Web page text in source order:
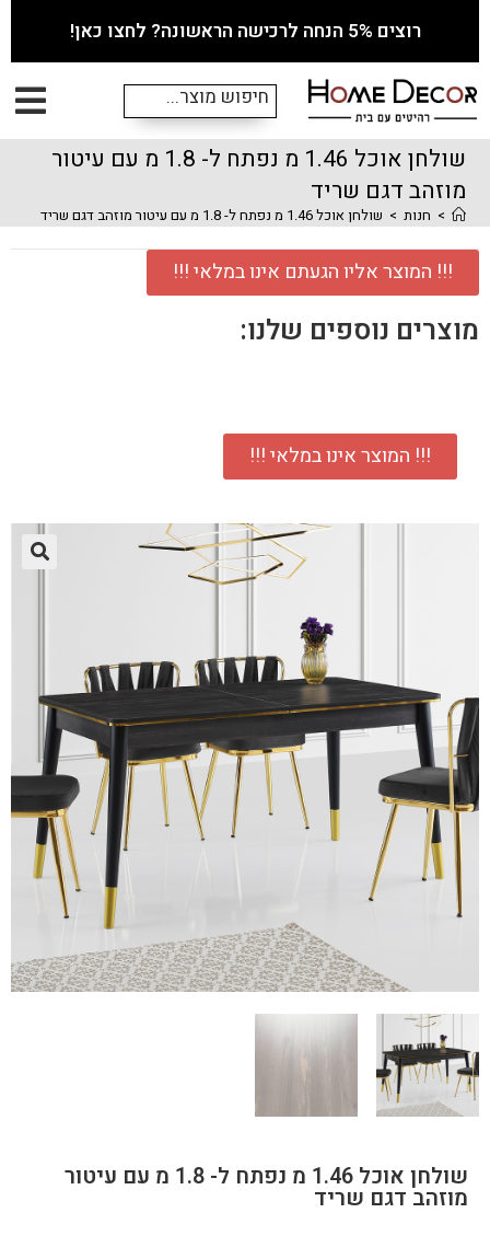
רוצים 5% הנחה לרכישה הראשונה? לחצו כאן!
שולחן אוכל 1.46 מ נפתח ל- 1.8 מ עם עיטור
מוזהב דגם שריד
> חנות > שולחן אוכל 1.46 מ נפתח ל- 1.8 מ עם עיטור מוזהב דגם שריד
!!! המוצר אליו הגעתם אינו במלאי !!!
מוצרים נוספים שלנו:
!!! המוצר אינו במלאי !!!
שולחן אוכל 1.46 מ נפתח ל- 1.8 מ עם עיטור
מוזהב דגם שריד